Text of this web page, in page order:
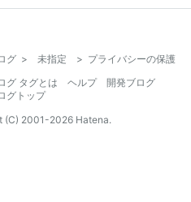
グ > 未指定 > プライバシーの保護
グ タグとは
ヘルプ
開発ブログ
グトップ
(C) 2001-2026 Hatena.